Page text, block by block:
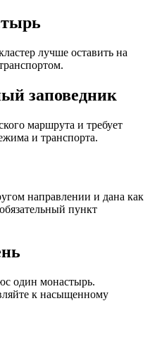
лучше оставить на
заповедник
маршрута и требует
и транспорта.
направлении и дана как
пункт
один монастырь.
к насыщенному